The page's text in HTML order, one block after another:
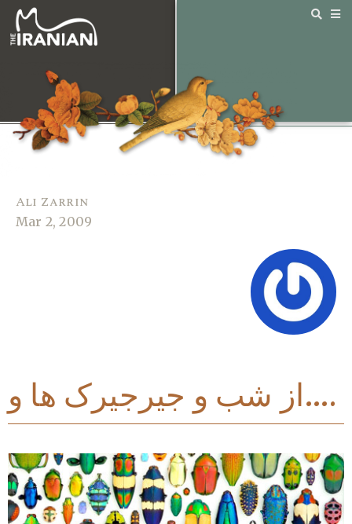
Ali Zarrin
Mar 2, 2009
از شب و جیرجیرک ها و….